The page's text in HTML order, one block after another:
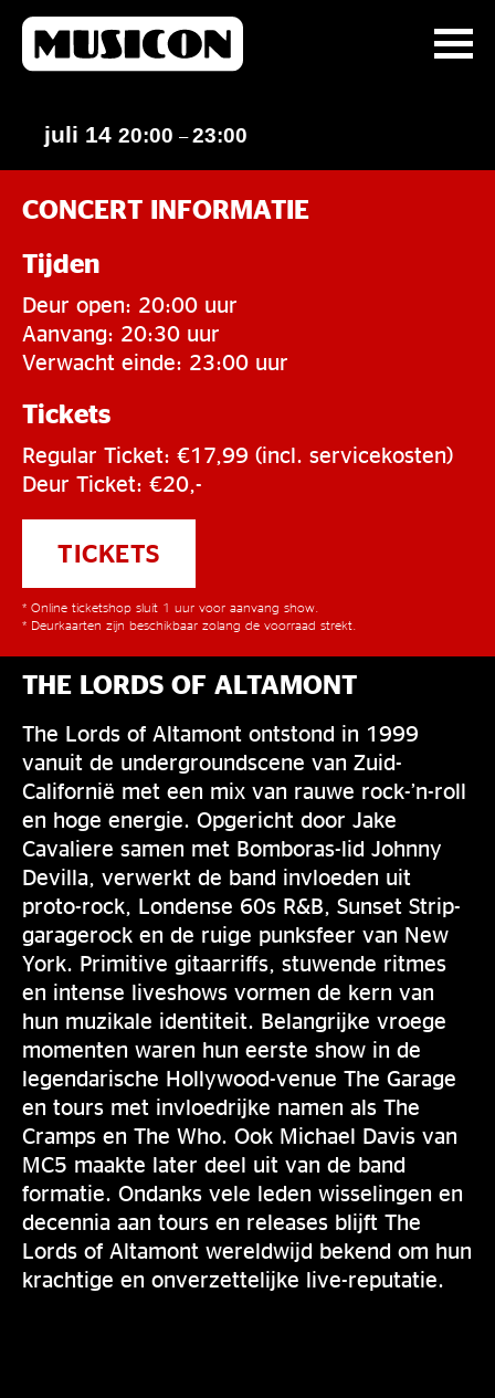
juli 14 20:00 –23:00
CONCERT INFORMATIE
Tijden
Deur open: 20:00 uur
Aanvang: 20:30 uur
Verwacht einde: 23:00 uur
Tickets
Regular Ticket: €17,99 (incl. servicekosten)
Deur Ticket: €20,-
TICKETS
* Online ticketshop sluit 1 uur voor aanvang show.
* Deurkaarten zijn beschikbaar zolang de voorraad strekt.
THE LORDS OF ALTAMONT
The Lords of Altamont ontstond in 1999
vanuit de undergroundscene van Zuid-
Californië met een mix van rauwe rock-’n-roll
en hoge energie. Opgericht door Jake
Cavaliere samen met Bomboras-lid Johnny
Devilla, verwerkt de band invloeden uit
proto-rock, Londense 60s R&B, Sunset Strip-
garagerock en de ruige punksfeer van New
York. Primitive gitaarriffs, stuwende ritmes
en intense liveshows vormen de kern van
hun muzikale identiteit. Belangrijke vroege
momenten waren hun eerste show in de
legendarische Hollywood-venue The Garage
en tours met invloedrijke namen als The
Cramps en The Who. Ook Michael Davis van
MC5 maakte later deel uit van de band
formatie. Ondanks vele leden wisselingen en
decennia aan tours en releases blijft The
Lords of Altamont wereldwijd bekend om hun
krachtige en onverzettelijke live-reputatie.